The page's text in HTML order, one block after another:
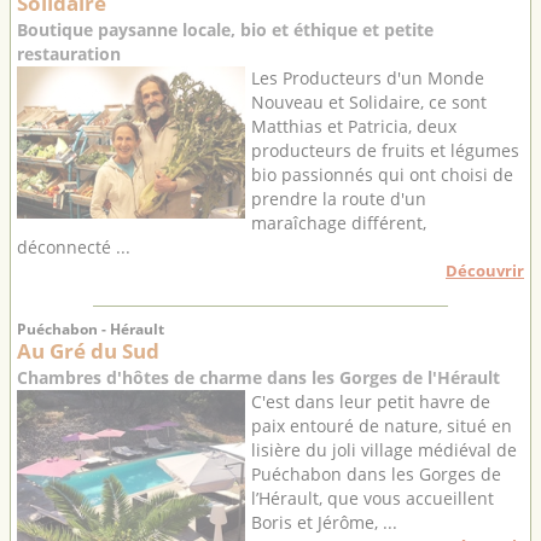
Boutique paysanne locale, bio et éthique et petite
restauration
Les Producteurs d'un Monde
Nouveau et Solidaire, ce sont
Matthias et Patricia, deux
producteurs de fruits et légumes
bio passionnés qui ont choisi de
prendre la route d'un
maraîchage différent,
déconnecté ...
Découvrir
Puéchabon - Hérault
Au Gré du Sud
Chambres d'hôtes de charme dans les Gorges de l'Hérault
C'est dans leur petit havre de
paix entouré de nature, situé en
lisière du joli village médiéval de
Puéchabon dans les Gorges de
l’Hérault, que vous accueillent
Boris et Jérôme, ...